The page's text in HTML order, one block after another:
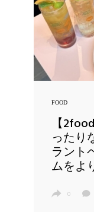
FOOD
【
ったり
ラント
ムをよ
0